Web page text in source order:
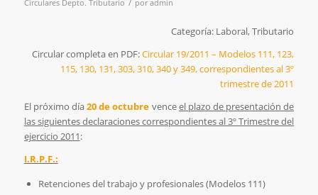
Circulares Depto. Tributario
poradmin
Categoría: Laboral, Tributario
Circular completa en PDF:Circular 19/2011 – Modelos 111, 123,
115, 130, 131, 303, 310, 340 y 349, correspondientes al 3º
trimestre de 2011
El próximo día20 de octubre venceel plazo de presentación de
las siguientes declaraciones correspondientes al 3º Trimestre del
ejercicio 2011:
I.R.P.F.:
Retenciones del trabajo y profesionales (Modelos 111)